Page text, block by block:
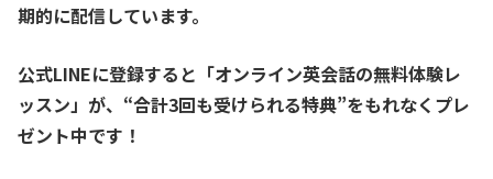
期的に配信しています。
公式LINEに登録すると「オンライン英会話の無料体験レ
ッスン」が、 “合計3回も受けられる特典”をもれなくプレ
ゼント中です！